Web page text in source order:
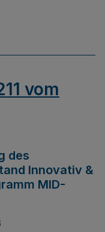
vom
des
Innovativ &
MID-